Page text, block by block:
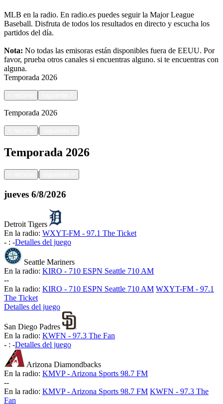
MLB en la radio. En radio.es puedes seguir la Major League
Baseball. Disfruta de todos los resultados en directo y escucha los
partidos del día.
Nota: No todas las emisoras están disponibles fuera de EEUU. Por
favor, prueba otros canales si encuentras alguno. si te encuentras con
alguna.
Temporada 2026
Temporada 2026
|
Temporada 2026
|
jueves 6/8/2026
Detroit Tigers
En la radio: WXYT-FM - 97.1 The Ticket
- : -Detalles del juego
Seattle Mariners
En la radio: KIRO - 710 ESPN Seattle 710 AM
--
En la radio: KIRO - 710 ESPN Seattle 710 AM WXYT-FM - 97.1
The Ticket
Detalles del juego
San Diego Padres
En la radio: KWFN - 97.3 The Fan
- : -Detalles del juego
Arizona Diamondbacks
En la radio: KMVP - Arizona Sports 98.7 FM
--
En la radio: KMVP - Arizona Sports 98.7 FM KWFN - 97.3 The
Fan